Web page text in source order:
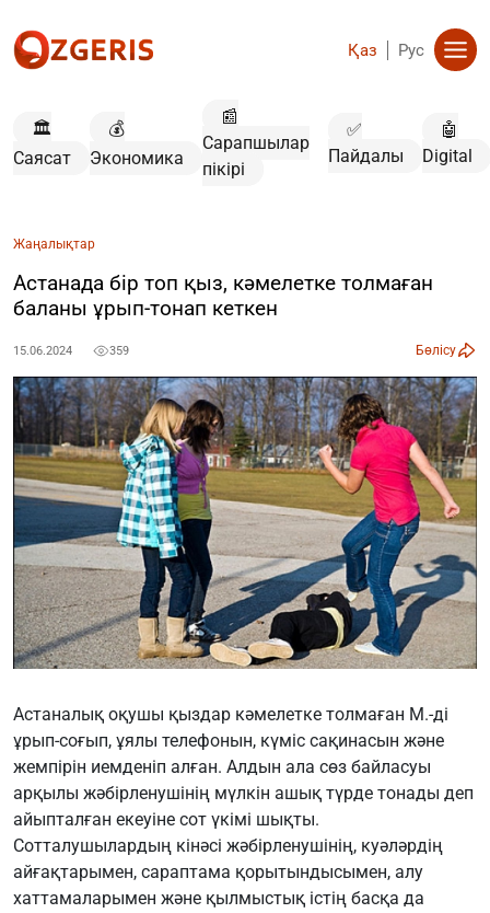
Қаз Рус
🏛️
Саясат
💰
Экономика
📰
Сарапшылар
пікірі
✅
Пайдалы
🤖
Digital
Жаңалықтар
Астанада бір топ қыз, кәмелетке толмаған
баланы ұрып-тонап кеткен
15.06.2024 359 Бөлісу
Астаналық оқушы қыздар кәмелетке толмаған М.-ді
ұрып-соғып, ұялы телефонын, күміс сақинасын және
жемпірін иемденіп алған. Алдын ала сөз байласуы
арқылы жәбірленушінің мүлкін ашық түрде тонады деп
айыпталған екеуіне сот үкімі шықты.
Сотталушылардың кінәсі жәбірленушінің, куәләрдің
айғақтарымен, сараптама қорытындысымен, алу
хаттамаларымен және қылмыстық істің басқа да